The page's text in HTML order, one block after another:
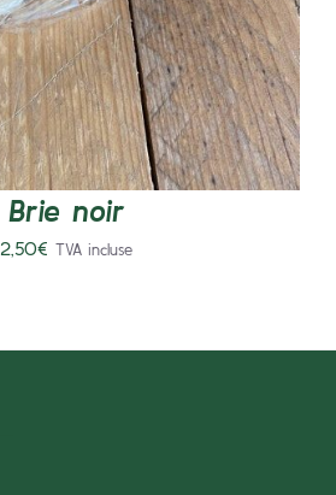
Brie noir
2,50€ TVA incluse